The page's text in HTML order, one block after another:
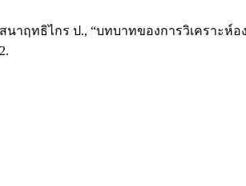
นาฤทธิไกร ป., “บทบาทของการวิเคราะห์